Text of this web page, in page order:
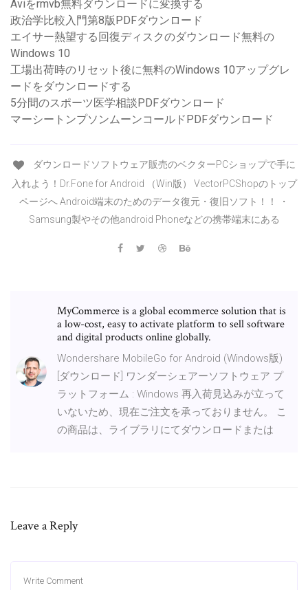
Aviをrmvb無料ダウンロードに変換する
政治学比較入門第8版PDFダウンロード
エイサー熱望する回復ディスクのダウンロード無料の
Windows 10
工場出荷時のリセット後に無料のWindows 10アップグレ
ードをダウンロードする
5分間のスポーツ医学相談PDFダウンロード
マーシートンプソンムーンコールドPDFダウンロード
ダウンロードソフトウェア販売のベクターPCショップで手に
入れよう！Dr.Fone for Android （Win版） VectorPCShopのトップ
ページへ Android端末のためのデータ復元・復旧ソフト！！ ・
Samsung製やその他android Phoneなどの携帯端末にある
MyCommerce is a global ecommerce solution that is
a low-cost, easy to activate platform to sell software
and digital products online globally.
Wondershare MobileGo for Android (Windows版)
[ダウンロード] ワンダーシェアーソフトウェア プ
ラットフォーム : Windows 再入荷見込みが立って
いないため、現在ご注文を承っておりません。 こ
の商品は、ライブラリにてダウンロードまたは
Leave a Reply